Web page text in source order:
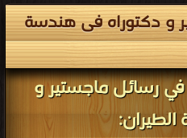
و دكتوراه فى هندسة
رسائل ماجستير و